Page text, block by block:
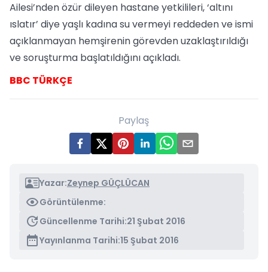
Ailesi’nden özür dileyen hastane yetkilileri, ‘altını
ıslatır’ diye yaşlı kadına su vermeyi reddeden ve ismi
açıklanmayan hemşirenin görevden uzaklaştırıldığı
ve soruşturma başlatıldığını açıkladı.
BBC TÜRKÇE
Paylaş
Yazar:Zeynep GÜÇLÜCAN
Görüntülenme:
Güncellenme Tarihi:21 Şubat 2016
Yayınlanma Tarihi:15 Şubat 2016